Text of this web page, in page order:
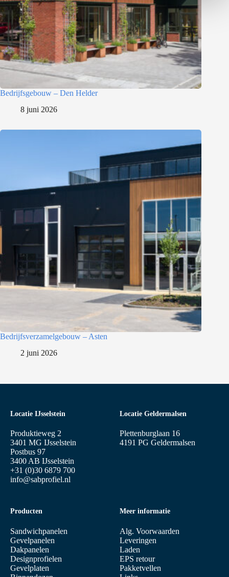
Bedrijfsgebouw – Den Helder
8 juni 2026
Bedrijfsverzamelgebouw – Asten
2 juni 2026
Locatie IJsselstein
Produktieweg 2
3401 MG IJsselstein
Postbus 97
3400 AB IJsselstein
+31 (0)30 6879 700
info@sabprofiel.nl
Producten
Sandwichpanelen
Gevelpanelen
Dakpanelen
Designprofielen
Gevelplaten
Meer informatie
Alg. Voorwaarden
Leveringen
Laden
EPS retour
Pakketvellen
Locatie Geldermalsen
Plettenburglaan 16
4191 PG Geldermalsen